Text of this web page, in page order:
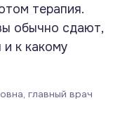
терапия.
обычно сдают,
и к какому
главный врач